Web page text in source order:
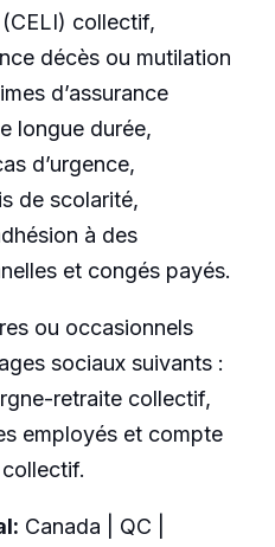
(CELI) collectif,
décès ou mutilation
d’assurance
longue durée,
d’urgence,
de scolarité,
à des
et congés payés.
ou occasionnels
sociaux suivants :
retraite collectif,
employés et compte
collectif.
Canada | QC |